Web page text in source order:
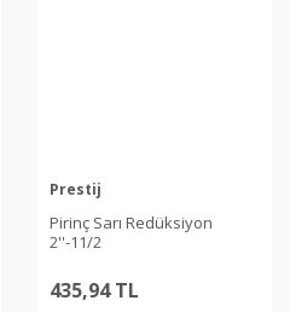
Prestij
Pirinç Sarı Redüksiyon
2''-11/2
435,94 TL